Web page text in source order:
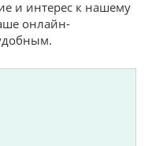
и интерес к нашему
онлайн-